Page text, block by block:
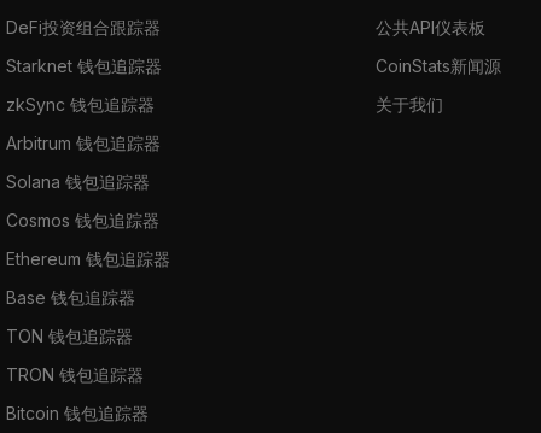
DeFi投资组合跟踪器
Starknet 钱包追踪器
zkSync 钱包追踪器
Arbitrum 钱包追踪器
Solana 钱包追踪器
Cosmos 钱包追踪器
Ethereum 钱包追踪器
Base 钱包追踪器
TON 钱包追踪器
TRON 钱包追踪器
Bitcoin 钱包追踪器
公共API仪表板
CoinStats新闻源
关于我们